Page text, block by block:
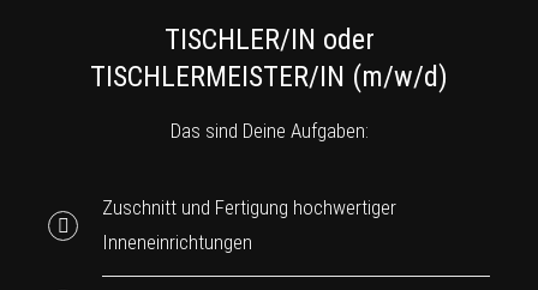
TISCHLER/IN oder
TISCHLERMEISTER/IN (m/w/d)
Das sind Deine Aufgaben:
Zuschnitt und Fertigung hochwertiger
Inneneinrichtungen